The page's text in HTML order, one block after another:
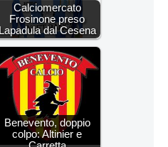
Calciomercato
Frosinone preso
Lapadula dal Cesena
Benevento, doppio
colpo: Altinier e